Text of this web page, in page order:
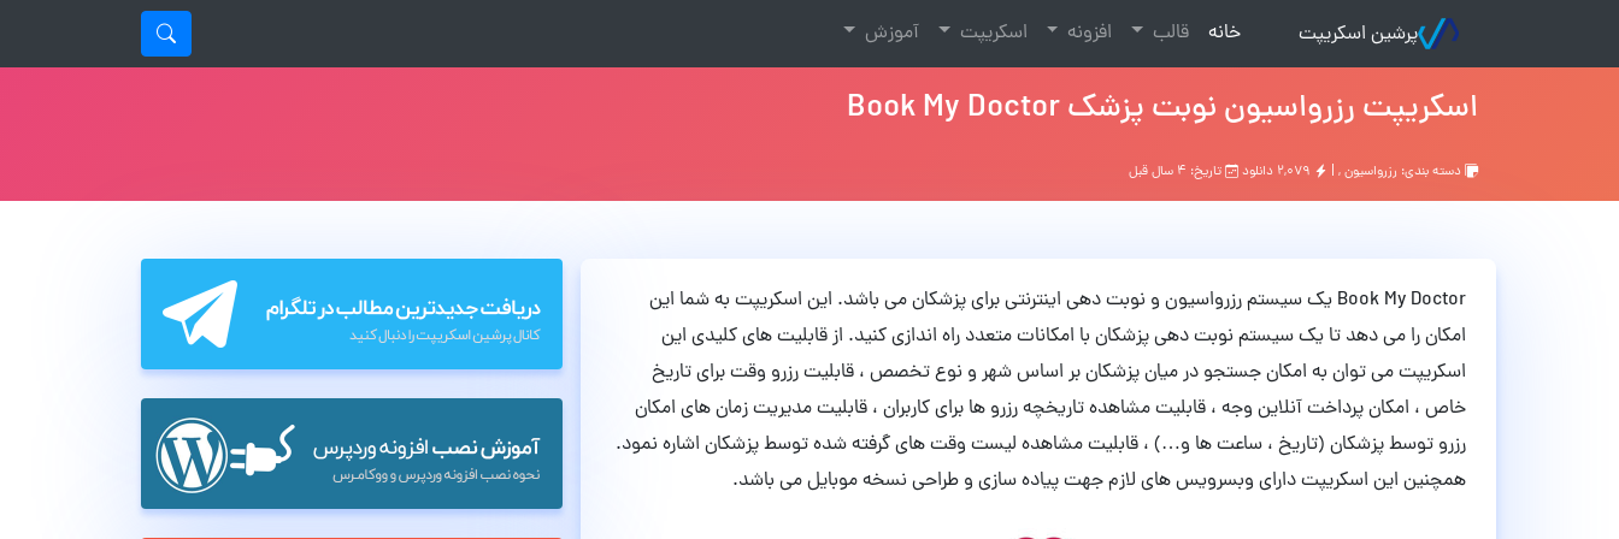
پرشین اسکریپت خانه
(current) قالب افزونه اسکریپت آموزش
اسکریپت رزرواسیون نوبت پزشک Book My Doctor
دسته بندی: رزرواسیون, | تاریخ: ۴ سال قبل
Book My Doctor یک سیستم رزرواسیون و نوبت دهی اینترنتی برای پزشکان می باشد. این اسکریپت به شما این
امکان را می دهد تا یک سیستم نوبت دهی پزشکان با امکانات متعدد راه اندازی کنید. از قابلیت های کلیدی این
اسکریپت می توان به امکان جستجو در میان پزشکان بر اساس شهر و نوع تخصص ، قابلیت رزرو وقت برای تاریخ
خاص ، امکان پرداخت آنلاین وجه ، قابلیت مشاهده تاریخچه رزرو ها برای کاربران ، قابلیت مدیریت زمان های امکان
رزرو توسط پزشکان (تاریخ ، ساعت ها و…) ، قابلیت مشاهده لیست وقت های گرفته شده توسط پزشکان اشاره نمود.
همچنین این اسکریپت دارای وبسرویس های لازم جهت پیاده سازی و طراحی نسخه موبایل می باشد.